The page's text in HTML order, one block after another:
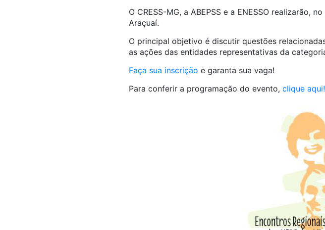
O CRESS-MG, a ABEPSS e a ENESSO realizarão,
Araçuaí.
O principal objetivo é discutir questões
as ações das entidades representativas da
Faça sua inscrição e garanta sua vaga!
Para conferir a programação do evento, clique aqui!